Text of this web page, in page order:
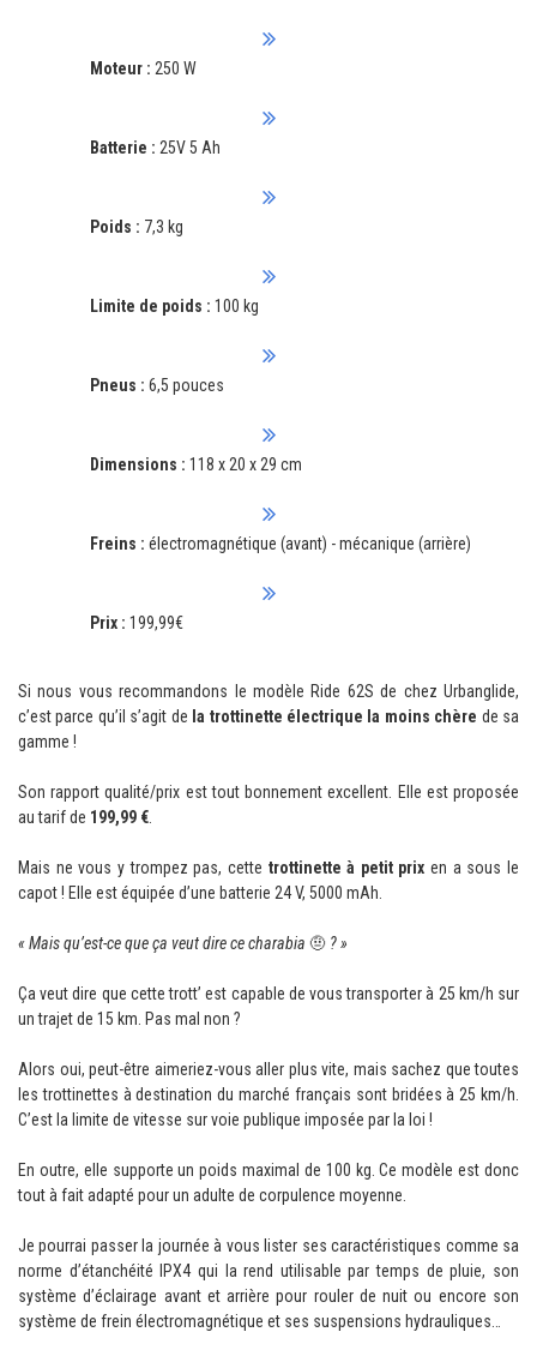
Moteur : 250 W
Batterie : 25V 5 Ah
Poids : 7,3 kg
Limite de poids : 100 kg
Pneus : 6,5 pouces
Dimensions : 118 x 20 x 29 cm
Freins : électromagnétique (avant) - mécanique (arrière)
Prix : 199,99€
Si nous vous recommandons le modèle Ride 62S de chez Urbanglide,
c’est parce qu’il s’agit de la trottinette électrique la moins chère de sa
gamme !
Son rapport qualité/prix est tout bonnement excellent. Elle est proposée
au tarif de 199,99 €
Mais ne vous y trompez pas, cette trottinette à petit prix en a sous le
capot ! Elle est équipée d’une batterie 24 V, 5000 mAh.
« Mais qu’est-ce que ça veut dire ce charabia 🤨 ? »
Ça veut dire que cette trott’ est capable de vous transporter à 25 km/h sur
un trajet de 15 km. Pas mal non ?
Alors oui, peut-être aimeriez-vous aller plus vite, mais sachez que toutes
les trottinettes à destination du marché français sont bridées à 25 km/h.
C’est la limite de vitesse sur voie publique imposée par la loi !
En outre, elle supporte un poids maximal de 100 kg. Ce modèle est donc
tout à fait adapté pour un adulte de corpulence moyenne.
Je pourrai passer la journée à vous lister ses caractéristiques comme sa
norme d’étanchéité IPX4 qui la rend utilisable par temps de pluie, son
système d’éclairage avant et arrière pour rouler de nuit ou encore son
système de frein électromagnétique et ses suspensions hydrauliques…